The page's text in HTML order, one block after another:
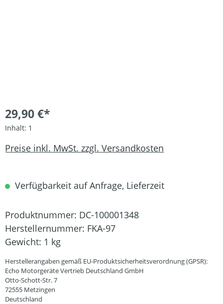
29,90 €*
Inhalt: 1
Preise inkl. MwSt. zzgl. Versandkosten
Verfügbarkeit auf Anfrage, Lieferzeit
Produktnummer: DC-100001348
Herstellernummer: FKA-97
Gewicht: 1 kg
Herstellerangaben gemäß EU-Produktsicherheitsverordnung (GPSR):
Echo Motorgeräte Vertrieb Deutschland GmbH
Otto-Schott-Str. 7
72555 Metzingen
Deutschland